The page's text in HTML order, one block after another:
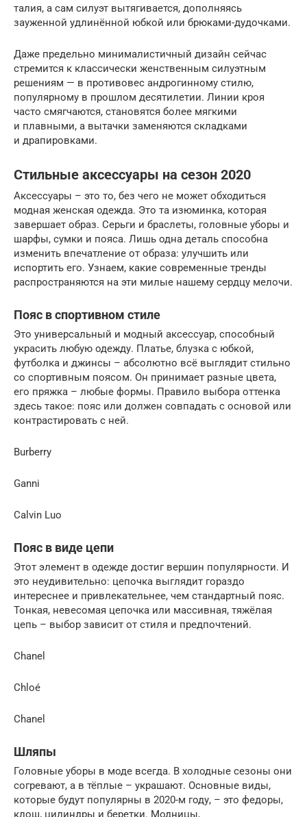
талия, а сам силуэт вытягивается, дополняясь
зауженной удлинённой юбкой или брюками-дудочками.
Даже предельно минималистичный дизайн сейчас
стремится к классически женственным силуэтным
решениям — в противовес андрогинному стилю,
популярному в прошлом десятилетии. Линии кроя
часто смягчаются, становятся более мягкими
и плавными, а вытачки заменяются складками
и драпировками.
Стильные аксессуары на сезон 2020
Аксессуары – это то, без чего не может обходиться
модная женская одежда. Это та изюминка, которая
завершает образ. Серьги и браслеты, головные уборы и
шарфы, сумки и пояса. Лишь одна деталь способна
изменить впечатление от образа: улучшить или
испортить его. Узнаем, какие современные тренды
распространяются на эти милые нашему сердцу мелочи.
Пояс в спортивном стиле
Это универсальный и модный аксессуар, способный
украсить любую одежду. Платье, блузка с юбкой,
футболка и джинсы – абсолютно всё выглядит стильно
со спортивным поясом. Он принимает разные цвета,
его пряжка – любые формы. Правило выбора оттенка
здесь такое: пояс или должен совпадать с основой или
контрастировать с ней.
Burberry
Ganni
Calvin Luo
Пояс в виде цепи
Этот элемент в одежде достиг вершин популярности. И
это неудивительно: цепочка выглядит гораздо
интереснее и привлекательнее, чем стандартный пояс.
Тонкая, невесомая цепочка или массивная, тяжёлая
цепь – выбор зависит от стиля и предпочтений.
Chanel
Chloé
Chanel
Шляпы
Головные уборы в моде всегда. В холодные сезоны они
согревают, а в тёплые – украшают. Основные виды,
которые будут популярны в 2020-м году, – это федоры,
клош, цилиндры и беретки. Модницы,